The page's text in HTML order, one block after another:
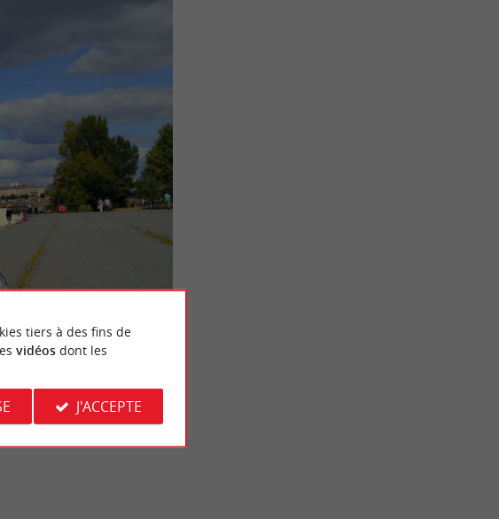
tiers à des fins de
vidéosdont les
J'ACCEPTE